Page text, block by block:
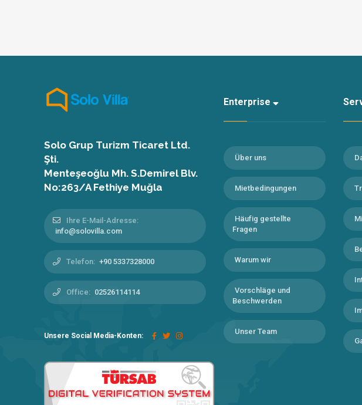
Solo Grup Turizm Ticaret Ltd.
Şti.
Menteşeoğlu Mh. S.Demirel Blv.
No:263/A Fethiye Muğla
Ihre E-Mail-Adresse:
info@solovilla.com
Telefon: +90 5337328000
Office: 02526114114
Unsere Social Media-Konten:
Enterprise
Über uns
Mietbedingungen
Häufig gestellte
Fragen
Warum wir
Vorschläge und
Beschwerden
Unser Team